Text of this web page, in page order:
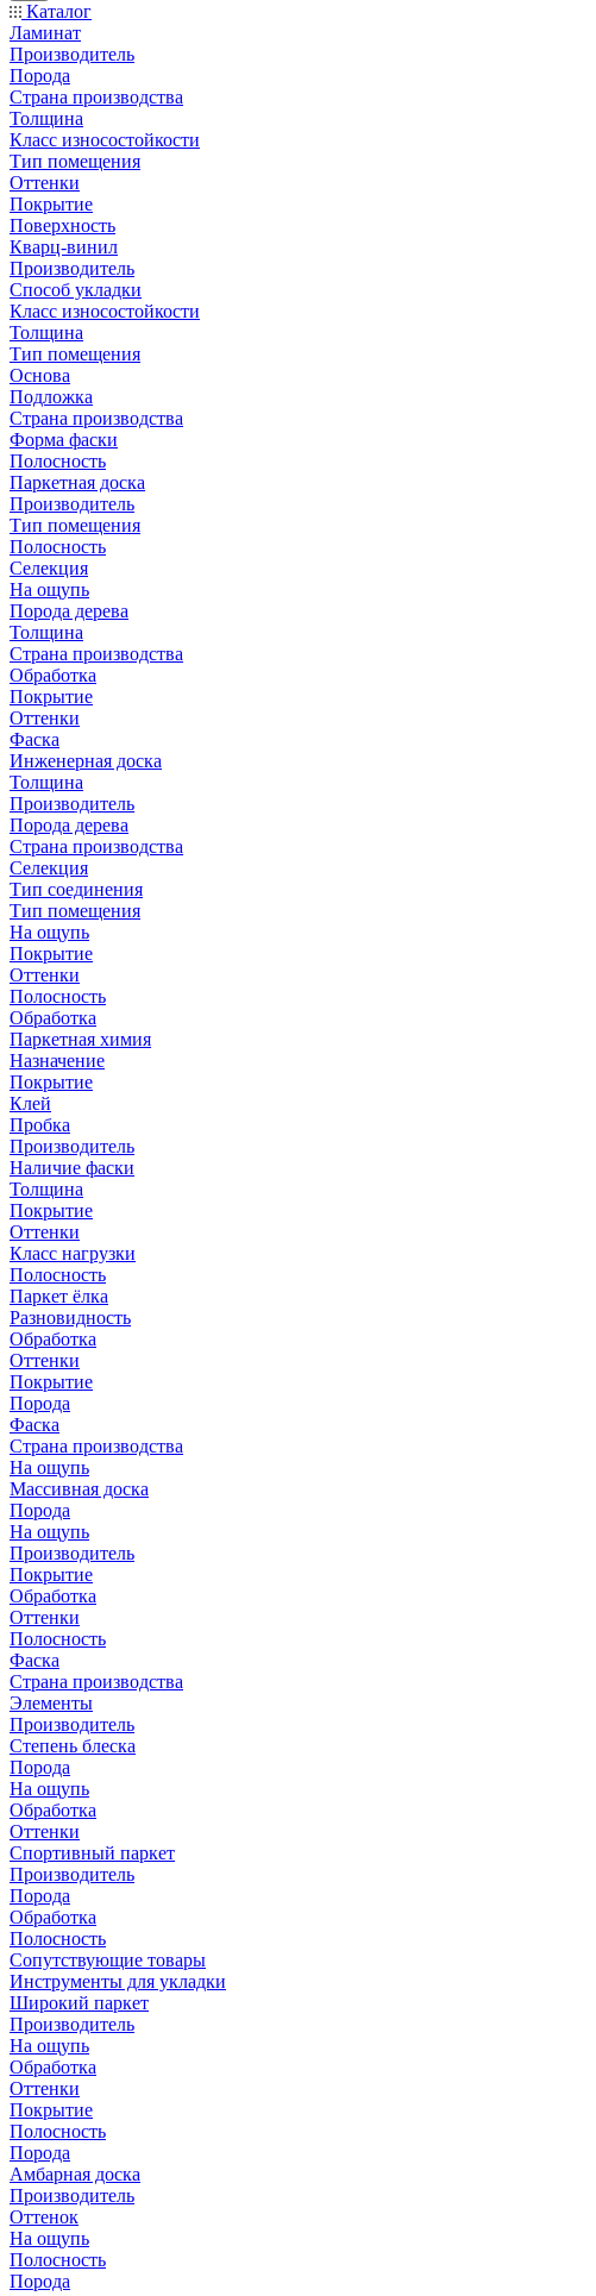
Каталог
Ламинат
Производитель
Порода
Страна производства
Толщина
Класс износостойкости
Тип помещения
Оттенки
Покрытие
Поверхность
Кварц-винил
Производитель
Способ укладки
Класс износостойкости
Толщина
Тип помещения
Основа
Подложка
Страна производства
Форма фаски
Полосность
Паркетная доска
Производитель
Тип помещения
Полосность
Селекция
На ощупь
Порода дерева
Толщина
Страна производства
Обработка
Покрытие
Оттенки
Фаска
Инженерная доска
Толщина
Производитель
Порода дерева
Страна производства
Селекция
Тип соединения
Тип помещения
На ощупь
Покрытие
Оттенки
Полосность
Обработка
Паркетная химия
Назначение
Покрытие
Клей
Пробка
Производитель
Наличие фаски
Толщина
Покрытие
Оттенки
Класс нагрузки
Полосность
Паркет ёлка
Разновидность
Обработка
Оттенки
Покрытие
Порода
Фаска
Страна производства
На ощупь
Массивная доска
Порода
На ощупь
Производитель
Покрытие
Обработка
Оттенки
Полосность
Фаска
Страна производства
Элементы
Производитель
Степень блеска
Порода
На ощупь
Обработка
Оттенки
Спортивный паркет
Производитель
Порода
Обработка
Полосность
Сопутствующие товары
Инструменты для укладки
Широкий паркет
Производитель
На ощупь
Обработка
Оттенки
Покрытие
Полосность
Порода
Амбарная доска
Производитель
Оттенок
На ощупь
Полосность
Порода